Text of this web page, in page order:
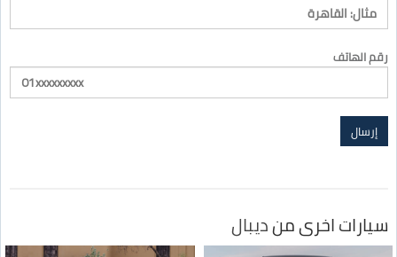
رقم الهاتف
سيارات اخرى منديبال